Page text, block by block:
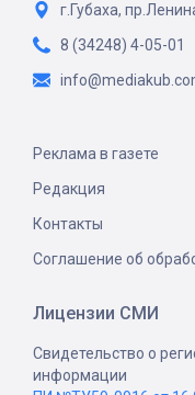
г.Губаха,
8 (34248) 4-05-01
Реклама в газете
Редакция
Контакты
Соглашение об
Лицензии СМИ
Свидетельство о
информации